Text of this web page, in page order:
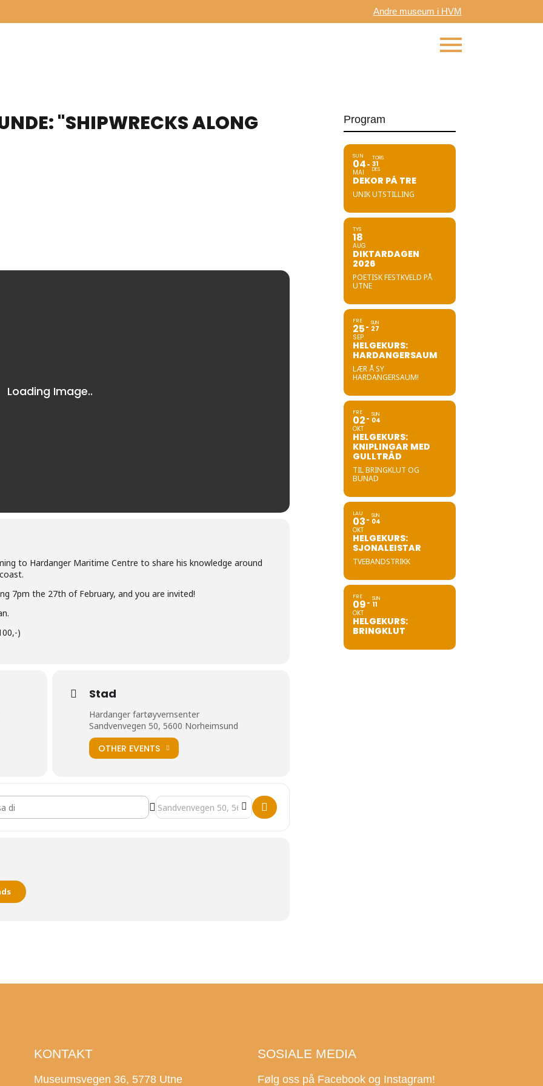
Andre museum i HVM
"SHIPWRECKS ALONG
to Hardanger Maritime Centre to share his knowledge around
7pm the 27th of February, and you are invited!
)
Stad
Hardanger fartøyvernsenter
Sandvenvegen 50, 5600 Norheimsund
OTHER EVENTS
Sunde: "Shipwrecks along the west coast" []Destination Address - Jørn Øyrehagen Sunde: "Shipwrecks along the west coast" []
Program
SUN
04
MAI
TORS
31
DES
DEKOR PÅ TRE
UNIK UTSTILLING
TYS
18
AUG
DIKTARDAGEN
2026
POETISK FESTKVELD PÅ
UTNE
FRE
25
SEP
SUN
27
HELGEKURS:
HARDANGERSAUM
LÆR Å SY
HARDANGERSAUM!
FRE
02
OKT
SUN
04
HELGEKURS:
KNIPLINGAR MED
GULLTRÅD
TIL BRINGKLUT OG
BUNAD
LAU
03
OKT
SUN
04
HELGEKURS:
SJONALEISTAR
TVEBANDSTRIKK
FRE
09
OKT
SUN
11
HELGEKURS:
BRINGKLUT
KONTAKT
Museumsvegen 36, 5778 Utne
SOSIALE MEDIA
Følg oss på Facebook og Instagram!